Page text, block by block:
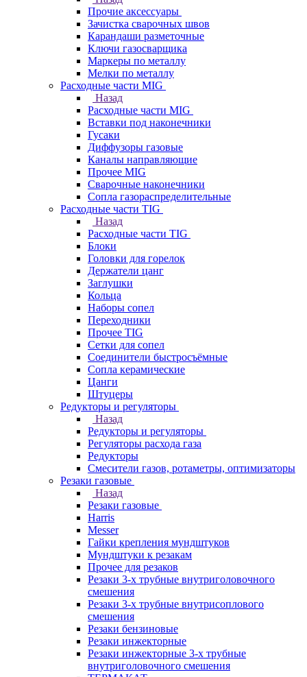
Прочие аксессуары
Зачистка сварочных швов
Карандаши разметочные
Ключи газосварщика
Маркеры по металлу
Мелки по металлу
Расходные части MIG
Назад
Расходные части MIG
Вставки под наконечники
Гусаки
Диффузоры газовые
Каналы направляющие
Прочее MIG
Сварочные наконечники
Сопла газораспределительные
Расходные части TIG
Назад
Расходные части TIG
Блоки
Головки для горелок
Держатели цанг
Заглушки
Кольца
Наборы сопел
Переходники
Прочее TIG
Сетки для сопел
Соединители быстросъёмные
Сопла керамические
Цанги
Штуцеры
Редукторы и регуляторы
Назад
Редукторы и регуляторы
Регуляторы расхода газа
Редукторы
Смесители газов, ротаметры, оптимизаторы
Резаки газовые
Назад
Резаки газовые
Harris
Messer
Гайки крепления мундштуков
Мундштуки к резакам
Прочее для резаков
Резаки 3-х трубные внутриголовочного
смешения
Резаки 3-х трубные внутрисоплового
смешения
Резаки бензиновые
Резаки инжекторные
Резаки инжекторные 3-х трубные
внутриголовочного смешения